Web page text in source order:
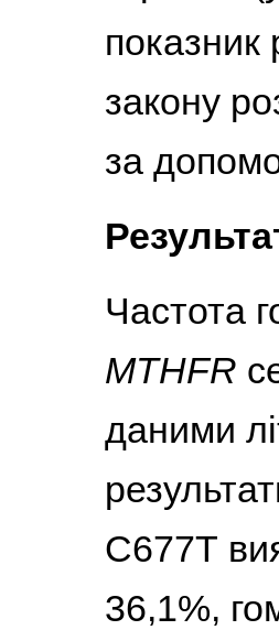
показник
закону
за
Частота
МТHFR
даними
С677Т
36,1%,